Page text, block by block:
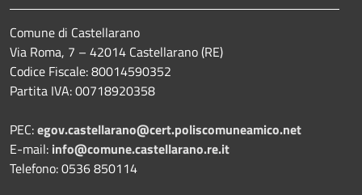
Comune di Castellarano
Via Roma, 7 – 42014 Castellarano (RE)
Codice Fiscale: 80014590352
Partita IVA: 00718920358
PEC:egov.castellarano@cert.poliscomuneamico.net
E-mail: info@comune.castellarano.re.it
Telefono: 0536 850114